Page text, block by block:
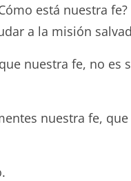
está nuestra
a la misión
nuestra fe, no
nuestra fe,